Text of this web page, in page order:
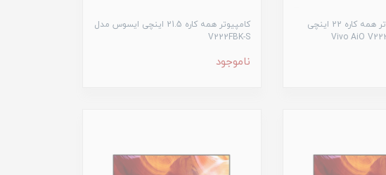
ال این وان کامپیوتر همه کاره 22 اینچی
کامپیوتر همه کاره 21.5 اینچی ایسوس مدل
V222FBK-S
ناموجود